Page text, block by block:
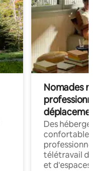
Nomades
déplacement
Des
confortables
professionnels
télétravail
et d'espaces